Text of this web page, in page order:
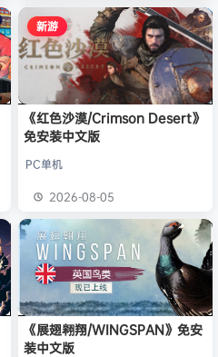
新游
《红色沙漠/Crimson Desert》
免安装中文版
PC单机
2026-08-05
《展翅翱翔/WINGSPAN》免安
装中文版